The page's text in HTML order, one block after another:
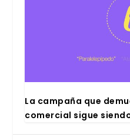
La cam­pa­ña que
comer­cial sigue